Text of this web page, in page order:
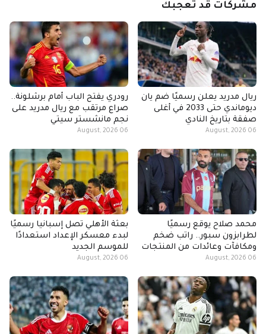
مشركات قد تعجبك
ريال مدريد يعلن رسميًا ضم يان
ديوماندي حتى 2033 في أغلى
صفقة بتاريخ النادي
06 August, 2026
رودري يفتح الباب أمام برشلونة..
صراع مرتقب مع ريال مدريد على
نجم مانشستر سيتي
06 August, 2026
محمد صلاح يوقع رسميًا
لطرابزون سبور.. راتب ضخم
ومكافآت وعائدات من المنتجات
06 August, 2026
بعثة الأهلي تصل إسبانيا رسميًا
لبدء معسكر الإعداد استعدادًا
للموسم الجديد
06 August, 2026